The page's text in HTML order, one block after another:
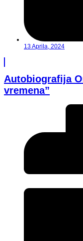
13 Aprila, 2024
Autobiografija
vremena”